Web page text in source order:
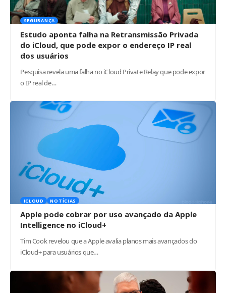
SEGURANÇA
Estudo aponta falha na Retransmissão Privada
do iCloud, que pode expor o endereço IP real
dos usuários
Pesquisa revela uma falha no iCloud Private Relay que pode expor
o IP real de…
ICLOUD NOTÍCIAS
Apple pode cobrar por uso avançado da Apple
Intelligence no iCloud+
Tim Cook revelou que a Apple avalia planos mais avançados do
iCloud+ para usuários que…